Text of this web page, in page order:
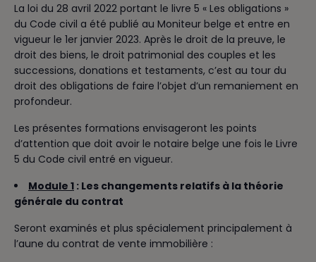
La loi du 28 avril 2022 portant le livre 5 « Les obligations »
du Code civil a été publié au Moniteur belge et entre en
vigueur le 1er janvier 2023. Après le droit de la preuve, le
droit des biens, le droit patrimonial des couples et les
successions, donations et testaments, c’est au tour du
droit des obligations de faire l’objet d’un remaniement en
profondeur.
Les présentes formations envisageront les points
d’attention que doit avoir le notaire belge une fois le Livre
5 du Code civil entré en vigueur.
Module 1 : Les changements relatifs à la théorie
générale du contrat
Seront examinés et plus spécialement principalement à
l’aune du contrat de vente immobilière :